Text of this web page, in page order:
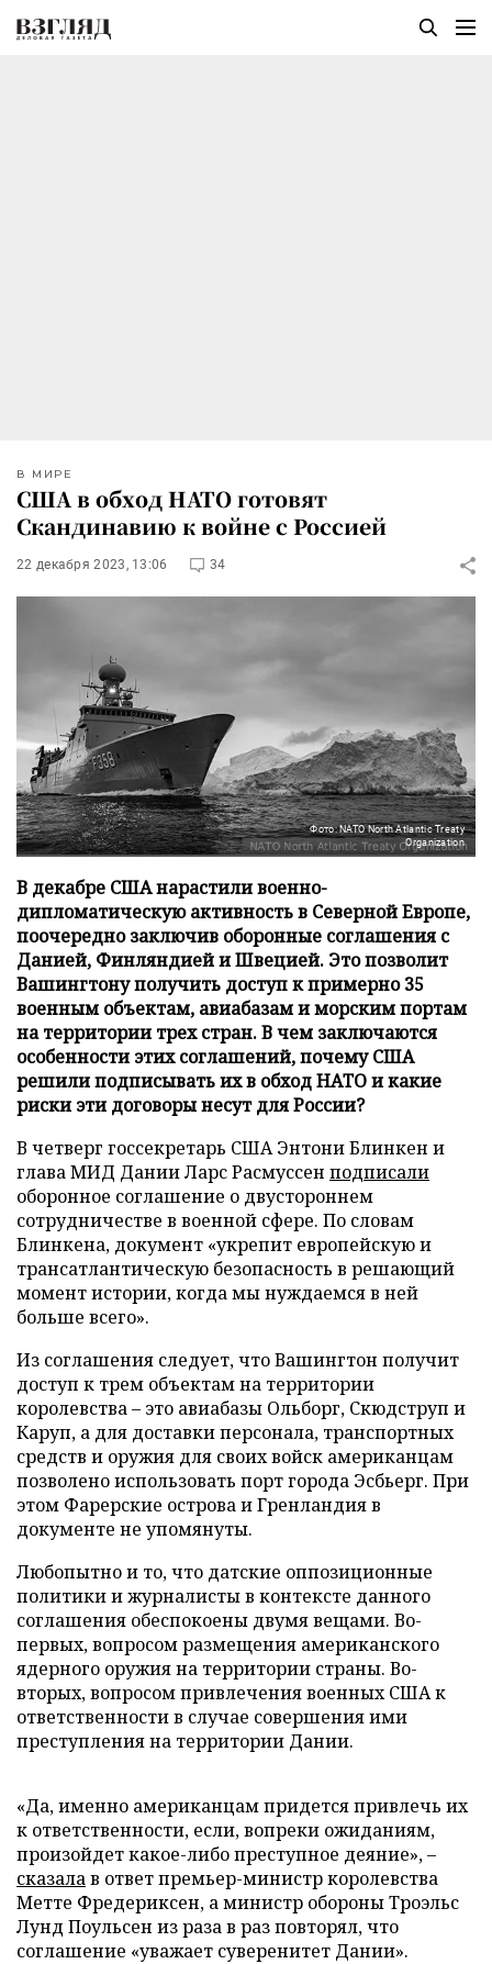
В МИРЕ
США в обход НАТО готовят
Скандинавию к войне с Россией
22 декабря 2023, 13:06 34
Фото: NATO North Atlantic Treaty
Organization
В декабре США нарастили военно-
дипломатическую активность в Северной Европе,
поочередно заключив оборонные соглашения с
Данией, Финляндией и Швецией. Это позволит
Вашингтону получить доступ к примерно 35
военным объектам, авиабазам и морским портам
на территории трех стран. В чем заключаются
особенности этих соглашений, почему США
решили подписывать их в обход НАТО и какие
риски эти договоры несут для России?
В четверг госсекретарь США Энтони Блинкен и
глава МИД Дании Ларс Расмуссен подписали
оборонное соглашение о двустороннем
сотрудничестве в военной сфере. По словам
Блинкена, документ «укрепит европейскую и
трансатлантическую безопасность в решающий
момент истории, когда мы нуждаемся в ней
больше всего».
Из соглашения следует, что Вашингтон получит
доступ к трем объектам на территории
королевства – это авиабазы Ольборг, Скюдструп и
Каруп, а для доставки персонала, транспортных
средств и оружия для своих войск американцам
позволено использовать порт города Эсбьерг. При
этом Фарерские острова и Гренландия в
документе не упомянуты.
Любопытно и то, что датские оппозиционные
политики и журналисты в контексте данного
соглашения обеспокоены двумя вещами. Во-
первых, вопросом размещения американского
ядерного оружия на территории страны. Во-
вторых, вопросом привлечения военных США к
ответственности в случае совершения ими
преступления на территории Дании.
«Да, именно американцам придется привлечь их
к ответственности, если, вопреки ожиданиям,
произойдет какое-либо преступное деяние», –
сказалав ответ премьер-министр королевства
Метте Фредериксен, а министр обороны Троэльс
Лунд Поульсен из раза в раз повторял, что
соглашение «уважает суверенитет Дании».